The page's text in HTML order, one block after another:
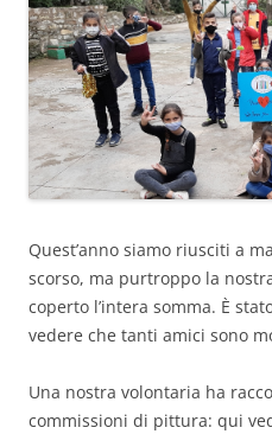
Quest’anno siamo riusciti a
scorso, ma purtroppo la
coperto l’intera somma. È
vedere che tanti amici sono
Una nostra volontaria ha
commissioni di pittura: qui